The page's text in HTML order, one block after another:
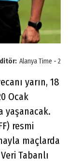
Alanya Time - 2
yarın, 18
Ocak
yaşanacak.
resmi
maçlarda
Tabanlı